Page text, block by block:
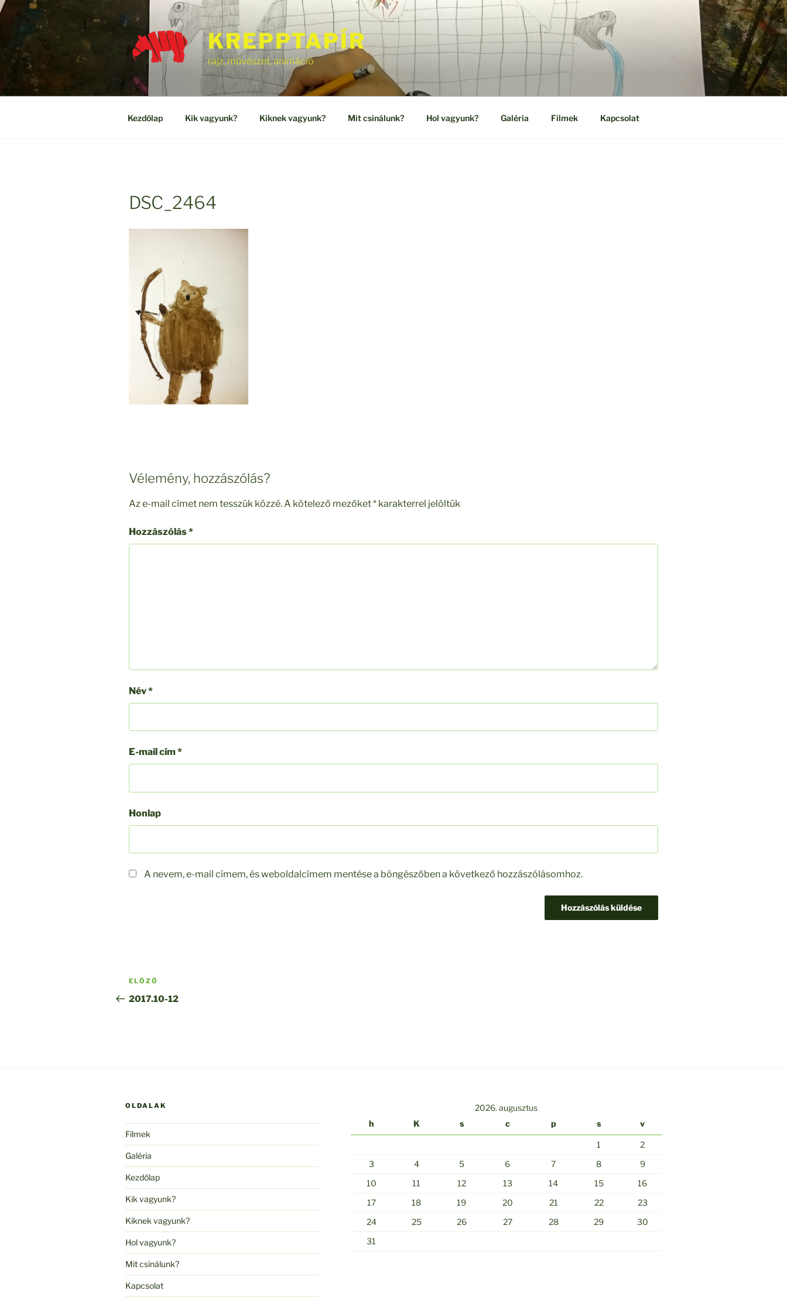
Tartalomhoz
KREPPTAPÍR
rajz, művészet, animáció
Kezdőlap Kik vagyunk? Kiknek vagyunk? Mit csinálunk? Hol vagyunk? Galéria Filmek Kapcsolat
DSC_2464
Vélemény, hozzászólás?
Az e-mail címet nem tesszük közzé. A kötelező mezőket* karakterrel jelöltük
Hozzászólás*
Név*
E-mail cím *
Honlap
A nevem, e-mail címem, és weboldalcímem mentése a böngészőben a következő hozzászólásomhoz.
Bejegyzés
navigáció
Korábbi
bejegyzés
ELŐZŐ
2017.10-12
OLDALAK
Filmek
Galéria
Kezdőlap
Kik vagyunk?
Kiknek vagyunk?
Hol vagyunk?
Mit csinálunk?
Kapcsolat
2026. augusztus
h
K s c p s v
1
2
3
4 5 6 7 8
9
10
11 12 13 14 15
16
17
18 19 20 21 22
23
24
25 26 27 28 29
30
31